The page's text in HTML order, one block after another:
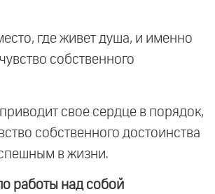
где живет душа, и именно
собственного
свое сердце в порядок,
собственного достоинства
в жизни.
работы над собой